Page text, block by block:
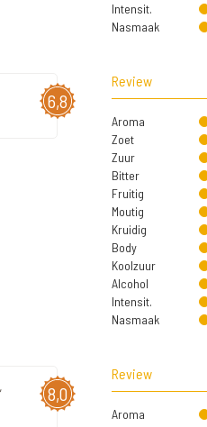
Intensit.
Nasmaak
6,8
Review
Aroma
Zoet
Zuur
Bitter
Fruitig
Moutig
Kruidig
Body
Koolzuur
Alcohol
Intensit.
Nasmaak
8,0
Review
Aroma